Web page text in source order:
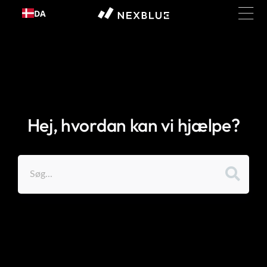
Gå til
indhold
DA
Hej, hvordan kan vi hjælpe?